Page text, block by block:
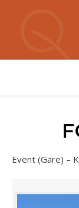
Event (Garë)